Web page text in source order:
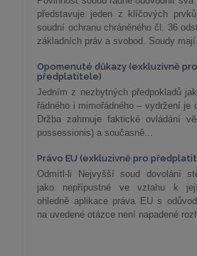
představuje jeden z klíčových
soudní ochranu chráněného čl. 36
základních práv a svobod. Soudy
Opomenuté důkazy (exkluzivně pro
předplatitele)
Jedním z nezbytných předpokladů
řádného i mimořádného – vydržení je
Držba zahrnuje faktické ovládání
possessionis) a současně...
Právo EU (exkluzivně pro
Odmítl-li Nejvyšší soud dovolání
jako nepřípustné ve vztahu k
ohledně aplikace práva EU s
na uvedené otázce není napadené